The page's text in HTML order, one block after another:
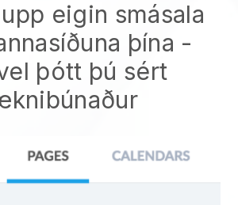
eigin smásala
þína -
þótt þú sért